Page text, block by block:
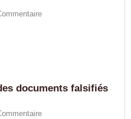
documents falsifiés